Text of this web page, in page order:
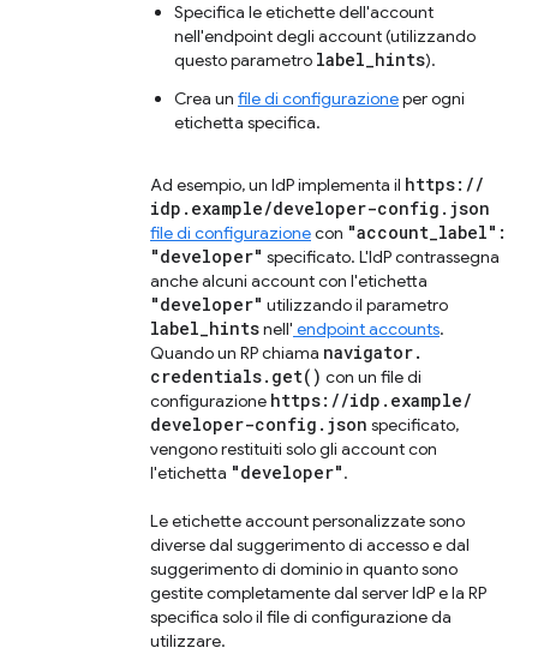
Specifica le etichette dell'account
nell'endpoint degli account (utilizzando
questo parametro label_hints).
Crea un file di configurazioneper ogni
etichetta specifica.
Ad esempio, un IdP implementa il https: //
idp . example/developer-config . json
file di configurazionecon "account_label":
"developer" specificato. L'IdP contrassegna
anche alcuni account con l'etichetta
"developer" utilizzando il parametro
label_hintsnell' endpoint accounts.
Quando un RP chiama navigator.
credentials. get( ) con un file di
configurazione https: //idp . example/
developer-config . json specificato,
vengono restituiti solo gli account con
l'etichetta "developer".
Le etichette account personalizzate sono
diverse dal suggerimento di accesso e dal
suggerimento di dominio in quanto sono
gestite completamente dal server IdP e la RP
specifica solo il file di configurazione da
utilizzare.